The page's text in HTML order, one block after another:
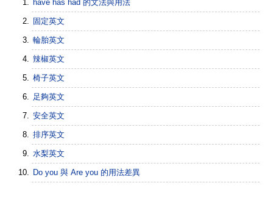
have has had 的文法與用法
固定英文
輪胎英文
辣椒英文
椅子英文
足夠英文
安全英文
排序英文
水梨英文
Do you 與 Are you 的用法差異